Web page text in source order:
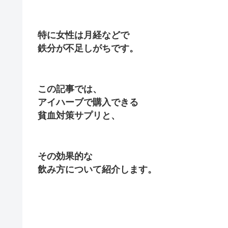
特に女性は月経などで
鉄分が不足しがちです。
この記事では、
アイハーブで購入できる
貧血対策サプリと、
その効果的な
飲み方について紹介します。